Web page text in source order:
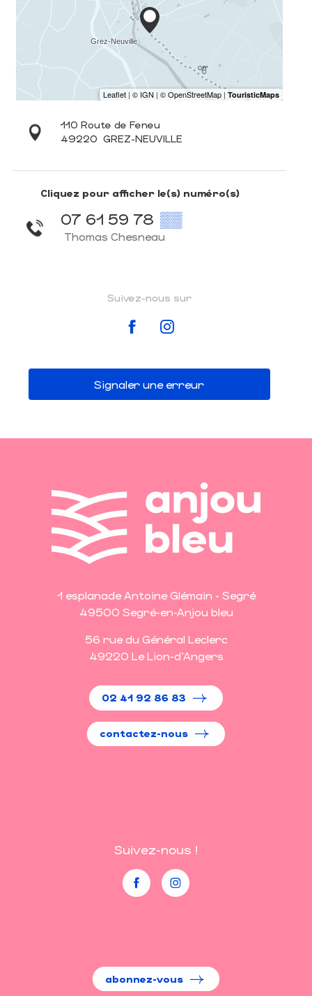
110 Route de Feneu
49220 GREZ-NEUVILLE
Cliquez pour afficher le(s) numéro(s)
07 61 59 78 ▒▒
Thomas Chesneau
Suivez-nous sur
Signaler une erreur
1 esplanade Antoine Glémain - Segré
49500 Segré-en-Anjou bleu
56 rue du Général Leclerc
49220 Le Lion-d'Angers
02 41 92 86 83
contactez-nous
Suivez-nous !
abonnez-vous